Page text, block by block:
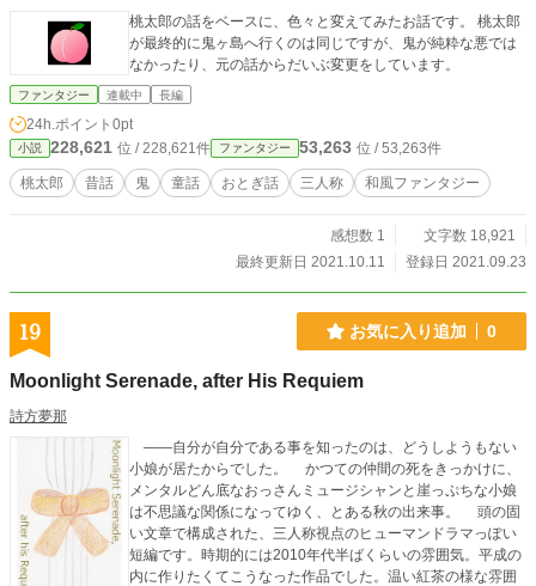
桃太郎の話をベースに、色々と変えてみたお話です。 桃太郎
が最終的に鬼ヶ島へ行くのは同じですが、鬼が純粋な悪では
なかったり、元の話からだいぶ変更をしています。
ファンタジー 連載中 長編
24h.ポイント 0pt
小説 228,621 位 / 228,621件 ファンタジー 53,263 位 / 53,263件
桃太郎 昔話 鬼 童話 おとぎ話 三人称 和風ファンタジー
感想数 1
文字数 18,921
最終更新日 2021.10.11
登録日 2021.09.23
19 お気に入り追加 0
Moonlight Serenade, after His Requiem
詩方夢那
――自分が自分である事を知ったのは、どうしようもない
小娘が居たからでした。 かつての仲間の死をきっかけに、
メンタルどん底なおっさんミュージシャンと崖っぷちな小娘
は不思議な関係になってゆく、とある秋の出来事。 頭の固
い文章で構成された、三人称視点のヒューマンドラマっぽい
短編です。時期的には2010年代半ばくらいの雰囲気。平成の
内に作りたくてこうなった作品でした。温い紅茶の様な雰囲